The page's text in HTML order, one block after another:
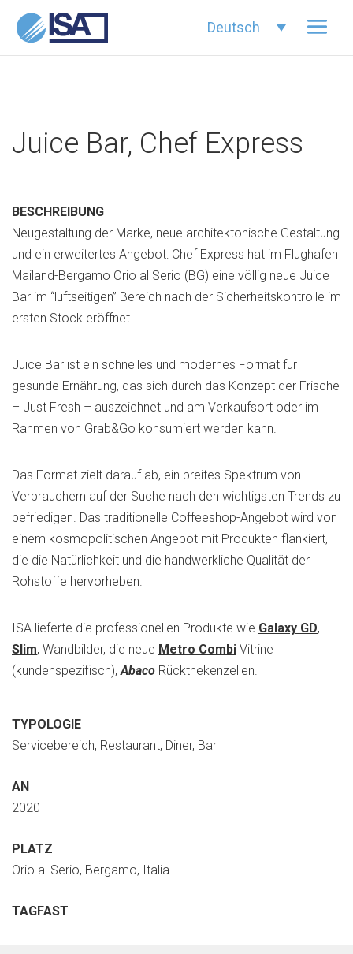
Deutsch
Juice Bar, Chef Express
BESCHREIBUNG
Neugestaltung der Marke, neue architektonische Gestaltung
und ein erweitertes Angebot: Chef Express hat im Flughafen
Mailand-Bergamo Orio al Serio (BG) eine völlig neue Juice
Bar im “luftseitigen” Bereich nach der Sicherheitskontrolle im
ersten Stock eröffnet.
Juice Bar ist ein schnelles und modernes Format für
gesunde Ernährung, das sich durch das Konzept der Frische
– Just Fresh – auszeichnet und am Verkaufsort oder im
Rahmen von Grab&Go konsumiert werden kann.
Das Format zielt darauf ab, ein breites Spektrum von
Verbrauchern auf der Suche nach den wichtigsten Trends zu
befriedigen. Das traditionelle Coffeeshop-Angebot wird von
einem kosmopolitischen Angebot mit Produkten flankiert,
die die Natürlichkeit und die handwerkliche Qualität der
Rohstoffe hervorheben.
ISA lieferte die professionellen Produkte wie Galaxy GD,
Slim, Wandbilder, die neue Metro Combi Vitrine
(kundenspezifisch),Abaco Rückthekenzellen.
TYPOLOGIE
Servicebereich, Restaurant, Diner, Bar
AN
2020
PLATZ
Orio al Serio, Bergamo, Italia
TAGFAST